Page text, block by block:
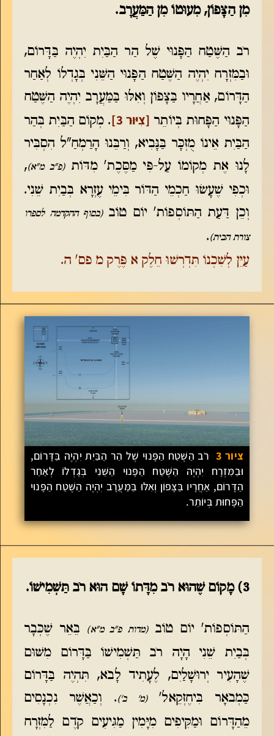
מִן הַצָּפוֹן, מִעוּטוֹ מִן הַמַּעֲרָב.
רֹב הַשֶּׁטַח הַפָּנוּי שֶׁל הַר הַבַּיִת יִהְיֶה בַּדָּרוֹם,
וּבַמִּזְרָח יִהְיֶה הַשֶּׁטַח הַפָּנוּי הַשֵּׁנִי בְּגָדְלוֹ לְאַחַר
הַדָּרוֹם, אַחֲרָיו בַּצָּפוֹן וְאִלּוּ בַּמַּעֲרָב יִהְיֶה הַשֶּׁטַח
הַפָּנוּי הַפָּחוּת בְּיוֹתֵר [צִיּוּר 3]
. מְקוֹם הַבַּיִת בְּהַר
הַבַּיִת אֵינוֹ מֻזְכָּר בַּנָּבִיא, וְרַבֵּנוּ הָרַמְחַ"ל הִסְבִּיר
לָנוּ אֶת מְקוֹמוֹ עַל-פִּי מַסֶּכֶת' מִדּוֹת(פ"ב מ"א),
וּכְפִי שֶׁעָשׂוּ חַכְמֵי הַדּוֹר בִּימֵי עֶזְרָא בְּבַיִת שֵׁנִי.
וְכֵן דַּעַת הַתּוֹסְפוֹת' יוֹם טוֹב(בסוף ההקדמה לספרו
צורת הבית).
עַיֵּן לְשִׁכְנוֹ תִּדְרְשׁוּ חֵלֶק א פֶּרֶק מ פס' ה.
ציור 3
רֹב הַשֶּׁטַח הַפָּנוּי שֶׁל הַר הַבַּיִת יִהְיֶה בַּדָּרוֹם,
וּבַמִּזְרָח יִהְיֶה הַשֶּׁטַח הַפָּנוּי הַשֵּׁנִי בְּגָדְלוֹ לְאַחַר
הַדָּרוֹם, אַחֲרָיו בַּצָּפוֹן וְאִלּוּ בַּמַּעֲרָב יִהְיֶה הַשֶּׁטַח הַפָּנוּי
הַפָּחוּת בְּיוֹתֵר.
3) מָקוֹם שֶׁהוּא רֹב מִדָּתוֹ שָׁם הוּא רֹב תַּשְׁמִישׁוֹ.
הַתּוֹסְפוֹת' יוֹם טוֹב(מדות פ"ב מ"א)
בֵּאֵר שֶׁכְּבָר
בְּבַיִת שֵׁנִי הָיָה רֹב תַּשְׁמִישׁוֹ בַּדָּרוֹם מִשּׁוּם
שֶׁהָעִיר יְרוּשָׁלַיִם, לֶעָתִיד לָבֹא, תִּהְיֶה בַּדָּרוֹם
כַּמְבֹאָר בִּיחֶזְקֵאל'(מ' ב'). וְכַאֲשֶׁר נִכְנָסִים
מֵהַדָּרוֹם וּמַקִּיפִים מִיָּמִין מַגִּיעִים קֹדֶם לַמִּזְרָח